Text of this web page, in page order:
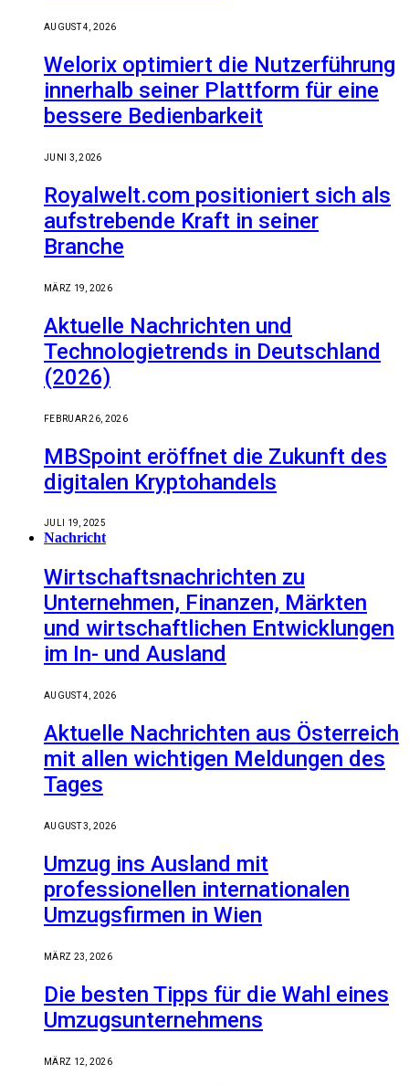
AUGUST 4, 2026
Welorix optimiert die Nutzerführung
innerhalb seiner Plattform für eine
bessere Bedienbarkeit
JUNI 3, 2026
Royalwelt.com positioniert sich als
aufstrebende Kraft in seiner
Branche
MÄRZ 19, 2026
Aktuelle Nachrichten und
Technologietrends in Deutschland
(2026)
FEBRUAR 26, 2026
MBSpoint eröffnet die Zukunft des
digitalen Kryptohandels
JULI 19, 2025
Nachricht
Wirtschaftsnachrichten zu
Unternehmen, Finanzen, Märkten
und wirtschaftlichen Entwicklungen
im In- und Ausland
AUGUST 4, 2026
Aktuelle Nachrichten aus Österreich
mit allen wichtigen Meldungen des
Tages
AUGUST 3, 2026
Umzug ins Ausland mit
professionellen internationalen
Umzugsfirmen in Wien
MÄRZ 23, 2026
Die besten Tipps für die Wahl eines
Umzugsunternehmens
MÄRZ 12, 2026